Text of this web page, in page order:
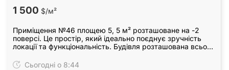
1 500 $/м²
Приміщення №46 площею 5, 5 м² розташоване на -2
поверсі. Це простір, який ідеально поєднує зручність
локації та функціональність. Будівля розташована всього
Сьогодні о 8:44